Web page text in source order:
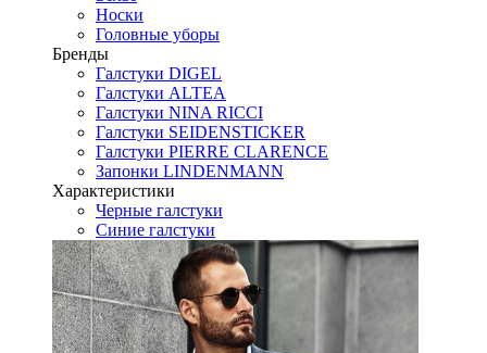
Носки
Головные уборы
Бренды
Галстуки DIGEL
Галстуки ALTEA
Галстуки NINA RICCI
Галстуки SEIDENSTICKER
Галстуки PIERRE CLARENCE
Запонки LINDENMANN
Характеристики
Черные галстуки
Синие галстуки